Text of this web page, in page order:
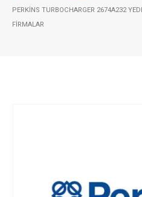
PERKINS TURBOCHARGER 2674A232
FIRMALAR